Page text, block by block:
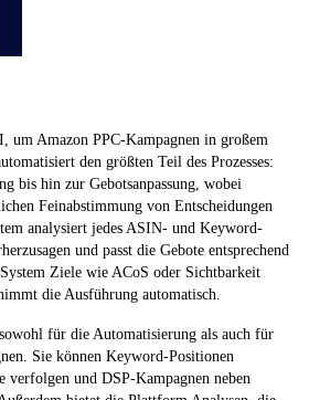
um Amazon PPC-Kampagnen in großem
den größten Teil des Prozesses:
bis hin zur Gebotsanpassung, wobei
Feinabstimmung von Entscheidungen
analysiert jedes ASIN- und Keyword-
und passt die Gebote entsprechend
Ziele wie ACoS oder Sichtbarkeit
die Ausführung automatisch.
für die Automatisierung als auch für
Sie können Keyword-Positionen
verfolgen und DSP-Kampagnen neben